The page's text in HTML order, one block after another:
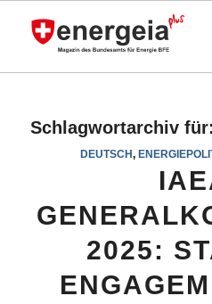
Schlagwortarchiv für:
DEUTSCH,
2025: